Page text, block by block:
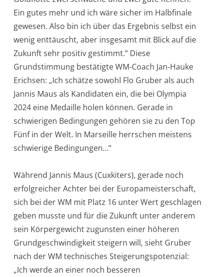
Ein gutes mehr und ich wäre sicher im Halbfinale
gewesen. Also bin ich über das Ergebnis selbst ein
wenig enttäuscht, aber insgesamt mit Blick auf die
Zukunft sehr positiv gestimmt.“ Diese
Grundstimmung bestätigte WM-Coach Jan-Hauke
Erichsen: „Ich schätze sowohl Flo Gruber als auch
Jannis Maus als Kandidaten ein, die bei Olympia
2024 eine Medaille holen können. Gerade in
schwierigen Bedingungen gehören sie zu den Top
Fünf in der Welt. In Marseille herrschen meistens
schwierige Bedingungen…“
Während Jannis Maus (Cuxkiters), gerade noch
erfolgreicher Achter bei der Europameisterschaft,
sich bei der WM mit Platz 16 unter Wert geschlagen
geben musste und für die Zukunft unter anderem
sein Körpergewicht zugunsten einer höheren
Grundgeschwindigkeit steigern will, sieht Gruber
nach der WM technisches Steigerungspotenzial:
„Ich werde an einer noch besseren